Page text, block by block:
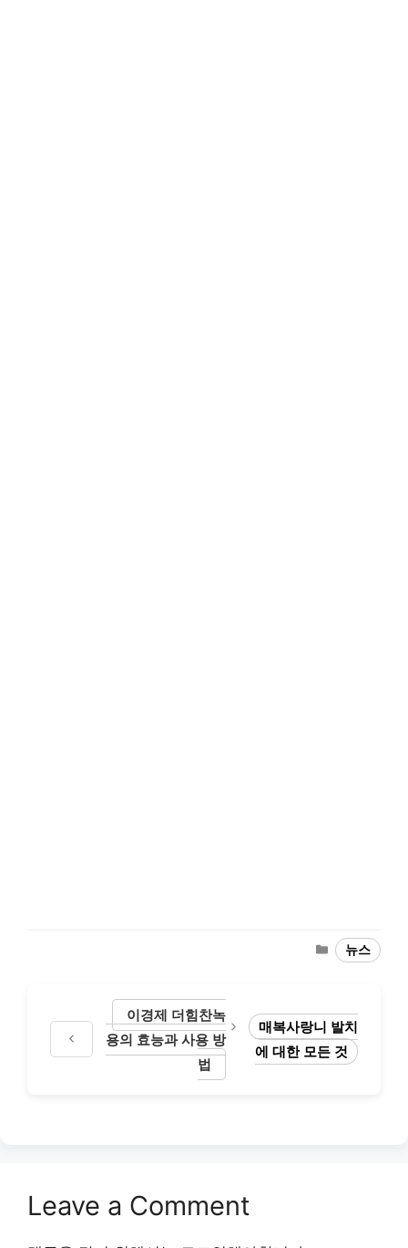
Categories
뉴스
이경제 더힘찬녹
용의 효능과 사용 방
법
매복사랑니 발치
에 대한 모든 것
Leave a Comment